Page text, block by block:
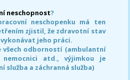
neschopnost?
neschopenku má ten
zjistil, že zdravotní stav
jeho práci.
odborností (ambulantní
atd., výjimkou je
a záchranná služba)